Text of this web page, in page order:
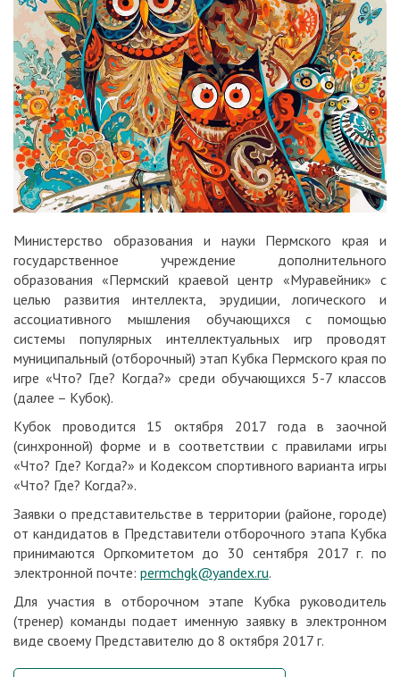
Министерство образования и науки Пермского края и
государственное учреждение дополнительного
образования «Пермский краевой центр «Муравейник» с
целью развития интеллекта, эрудиции, логического и
ассоциативного мышления обучающихся с помощью
системы популярных интеллектуальных игр проводят
муниципальный (отборочный) этап Кубка Пермского края по
игре «Что? Где? Когда?» среди обучающихся 5-7 классов
(далее – Кубок).
Кубок проводится 15 октября 2017 года в заочной
(синхронной) форме и в соответствии с правилами игры
«Что? Где? Когда?» и Кодексом спортивного варианта игры
«Что? Где? Когда?».
Заявки о представительстве в территории (районе, городе)
от кандидатов в Представители отборочного этапа Кубка
принимаются Оргкомитетом до 30 сентября 2017 г. по
электронной почте: permchgk@yandex.ru.
Для участия в отборочном этапе Кубка руководитель
(тренер) команды подает именную заявку в электронном
виде своему Представителю до 8 октября 2017 г.